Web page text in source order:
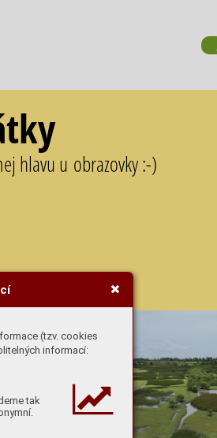
(tzv. cookies
informací:
tak
hlavu u obrazovky :-)